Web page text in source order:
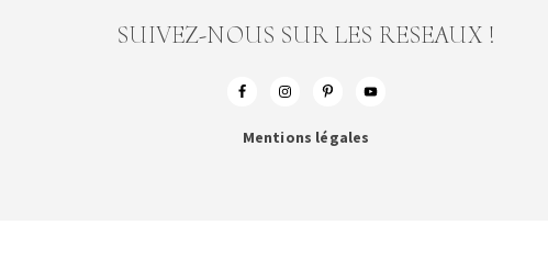
SUIVEZ-NOUS SUR LES RESEAUX !
Mentions légales